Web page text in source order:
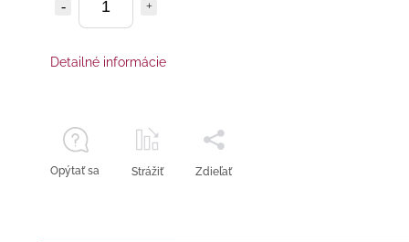
Detailné informácie
Opýtať sa Strážiť Zdieľať